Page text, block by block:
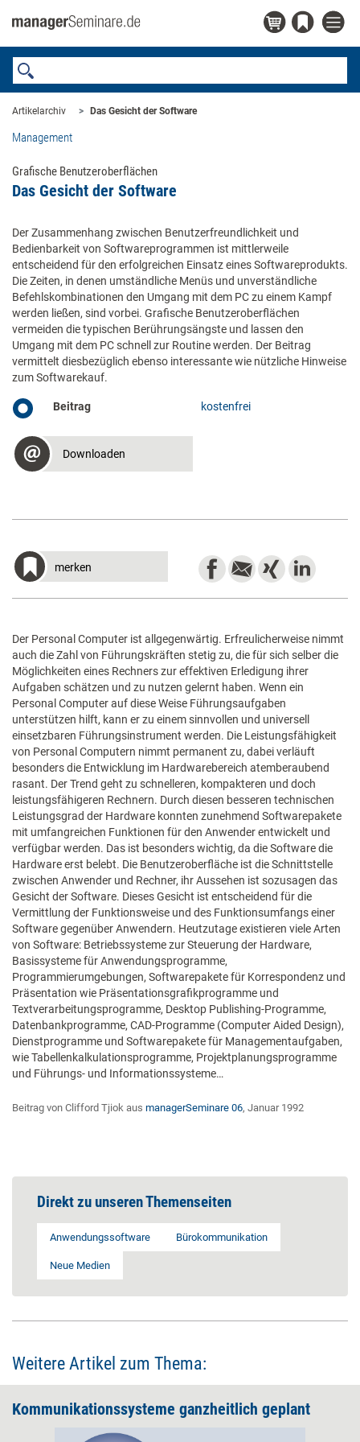
Artikelarchiv Das Gesicht der Software
Management
Grafische Benutzeroberflächen
Das Gesicht der Software
Der Zusammenhang zwischen Benutzerfreundlichkeit und
Bedienbarkeit von Softwareprogrammen ist mittlerweile
entscheidend für den erfolgreichen Einsatz eines Softwareprodukts.
Die Zeiten, in denen umständliche Menüs und unverständliche
Befehlskombinationen den Umgang mit dem PC zu einem Kampf
werden ließen, sind vorbei. Grafische Benutzeroberflächen
vermeiden die typischen Berührungsängste und lassen den
Umgang mit dem PC schnell zur Routine werden. Der Beitrag
vermittelt diesbezüglich ebenso interessante wie nützliche Hinweise
zum Softwarekauf.
Beitrag kostenfrei
Downloaden
merken
Der Personal Computer ist allgegenwärtig. Erfreulicherweise nimmt
auch die Zahl von Führungskräften stetig zu, die für sich selber die
Möglichkeiten eines Rechners zur effektiven Erledigung ihrer
Aufgaben schätzen und zu nutzen gelernt haben. Wenn ein
Personal Computer auf diese Weise Führungsaufgaben
unterstützen hilft, kann er zu einem sinnvollen und universell
einsetzbaren Führungsinstrument werden. Die Leistungsfähigkeit
von Personal Computern nimmt permanent zu, dabei verläuft
besonders die Entwicklung im Hardwarebereich atemberaubend
rasant. Der Trend geht zu schnelleren, kompakteren und doch
leistungsfähigeren Rechnern. Durch diesen besseren technischen
Leistungsgrad der Hardware konnten zunehmend Softwarepakete
mit umfangreichen Funktionen für den Anwender entwickelt und
verfügbar werden. Das ist besonders wichtig, da die Software die
Hardware erst belebt. Die Benutzeroberfläche ist die Schnittstelle
zwischen Anwender und Rechner, ihr Aussehen ist sozusagen das
Gesicht der Software. Dieses Gesicht ist entscheidend für die
Vermittlung der Funktionsweise und des Funktionsumfangs einer
Software gegenüber Anwendern. Heutzutage existieren viele Arten
von Software: Betriebssysteme zur Steuerung der Hardware,
Basissysteme für Anwendungsprogramme,
Programmierumgebungen, Softwarepakete für Korrespondenz und
Präsentation wie Präsentationsgrafikprogramme und
Textverarbeitungsprogramme, Desktop Publishing-Programme,
Datenbankprogramme, CAD-Programme (Computer Aided Design),
Dienstprogramme und Softwarepakete für Managementaufgaben,
wie Tabellenkalkulationsprogramme, Projektplanungsprogramme
und Führungs- und Informationssysteme…
Beitrag von Clifford Tjiok aus managerSeminare 06, Januar 1992
Direkt zu unseren Themenseiten
Anwendungssoftware Bürokommunikation
Neue Medien
Weitere Artikel zum Thema:
Kommunikationssysteme ganzheitlich geplant